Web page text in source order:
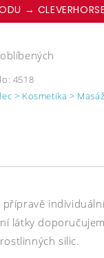
→
4518
> Kosmetika >
přípravě
látky
silic.